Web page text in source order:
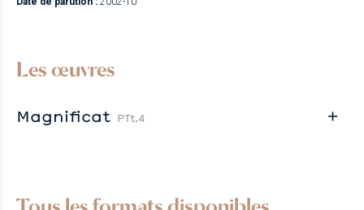
Les œuvres
Magnificat PTt.4